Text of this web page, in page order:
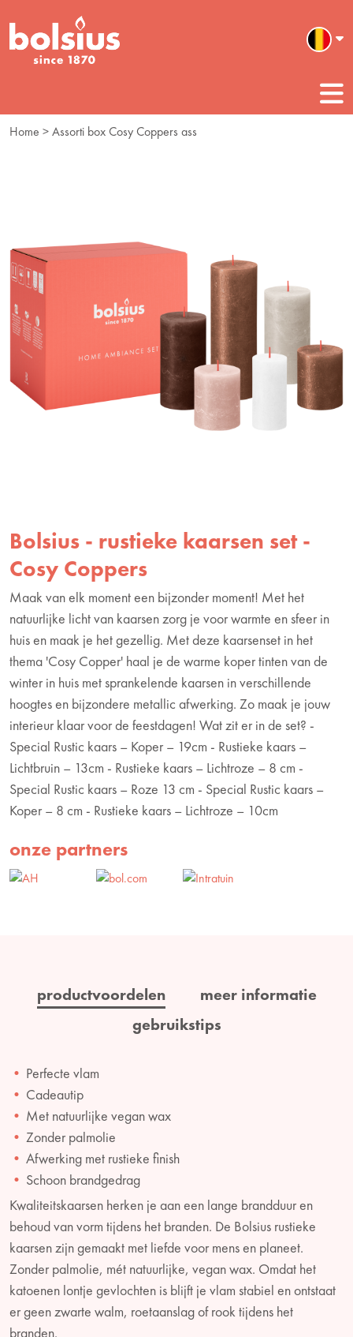
Home > Assorti box Cosy Coppers ass
Bolsius - rustieke kaarsen set -
Cosy Coppers
Maak van elk moment een bijzonder moment! Met het
natuurlijke licht van kaarsen zorg je voor warmte en sfeer in
huis en maak je het gezellig. Met deze kaarsenset in het
thema 'Cosy Copper' haal je de warme koper tinten van de
winter in huis met sprankelende kaarsen in verschillende
hoogtes en bijzondere metallic afwerking. Zo maak je jouw
interieur klaar voor de feestdagen! Wat zit er in de set? -
Special Rustic kaars – Koper – 19cm - Rustieke kaars –
Lichtbruin – 13cm - Rustieke kaars – Lichtroze – 8 cm -
Special Rustic kaars – Roze 13 cm - Special Rustic kaars –
Koper – 8 cm - Rustieke kaars – Lichtroze – 10cm
onze partners
productvoordelen
meer informatie
gebruikstips
Perfecte vlam
Cadeautip
Met natuurlijke vegan wax
Zonder palmolie
Afwerking met rustieke finish
Schoon brandgedrag
Kwaliteitskaarsen herken je aan een lange brandduur en
behoud van vorm tijdens het branden. De Bolsius rustieke
kaarsen zijn gemaakt met liefde voor mens en planeet.
Zonder palmolie, mét natuurlijke, vegan wax. Omdat het
katoenen lontje gevlochten is blijft je vlam stabiel en ontstaat
er geen zwarte walm, roetaanslag of rook tijdens het
branden.